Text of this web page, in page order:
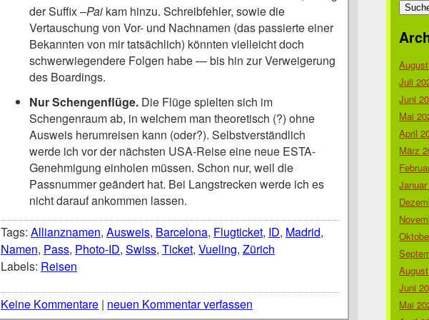
der Suffix–Pai kam hinzu. Schreibfehler, sowie die
Vertauschung von Vor- und Nachnamen (das passierte einer
Bekannten von mir tatsächlich) könnten vielleicht doch
schwerwiegendere Folgen habe — bis hin zur Verweigerung
des Boardings.
Nur Schengenflüge. Die Flüge spielten sich im
Schengenraum ab, in welchem man theoretisch (?) ohne
Ausweis herumreisen kann (oder?). Selbstverständlich
werde ich vor der nächsten USA-Reise eine neue ESTA-
Genehmigung einholen müssen. Schon nur, weil die
Passnummer geändert hat. Bei Langstrecken werde ich es
nicht darauf ankommen lassen.
Tags: Allianznamen, Ausweis, Barcelona, Flugticket, ID, Madrid,
Namen, Pass, Photo-ID, Swiss, Ticket, Vueling, Zürich
Labels: Reisen
Keine Kommentare | neuen Kommentar verfassen
nach:
Juli
Juni
Mai
April
März
Juni
Mai